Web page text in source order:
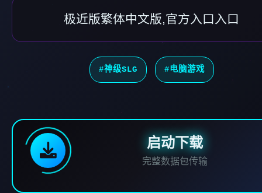
极近版繁体中文版,官方入口入口
#神级SLG #电脑游戏
启动下载
完整数据包传输